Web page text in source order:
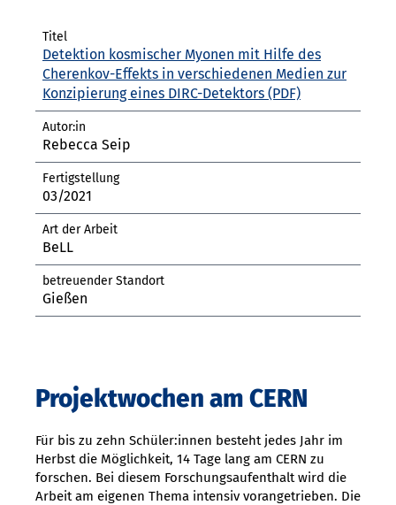
Detektion kosmischer Myonen mit Hilfe des
Cherenkov-Effekts in verschiedenen Medien zur
Konzipierung eines DIRC-Detektors
Rebecca Seip
03/2021
BeLL
Gießen
Projektwochen am CERN
Für bis zu zehn Schüler:innen besteht jedes Jahr im
Herbst die Möglichkeit, 14 Tage lang am CERN zu
forschen. Bei diesem Forschungsaufenthalt wird die
Arbeit am eigenen Thema intensiv vorangetrieben. Die